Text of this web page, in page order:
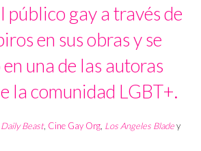
público gay a través de
en sus obras y se
una de las autoras
la comunidad LGBT+.
Beast, Cine Gay Org, Los Angeles Bladey